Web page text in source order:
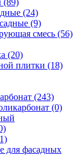
(89)
(24)
(9)
смесь (56)
(20)
плитки (18)
(243)
(0)
для фасадных